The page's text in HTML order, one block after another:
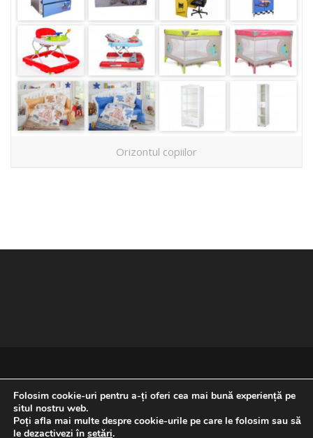
Orizontul copiilor
REVENIRE LA ÎNCEPUTUL PAGINII
Folosim cookie-uri pentru a-ți oferi cea mai bună experiență pe
situl nostru web.
Poți afla mai multe despre cookie-urile pe care le folosim sau să
le dezactivezi în setări.